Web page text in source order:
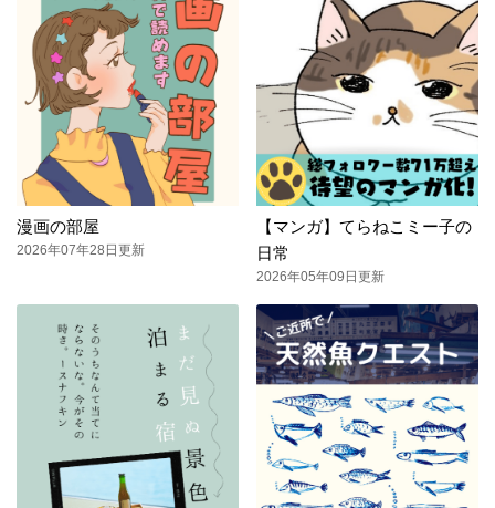
漫画の部屋
2026年07年28日更新
【マンガ】てらねこミー子の
日常
2026年05年09日更新